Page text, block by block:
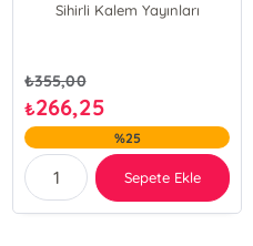
Sihirli Kalem Yayınları
₺355,00
₺266,25
%25
Sepete Ekle